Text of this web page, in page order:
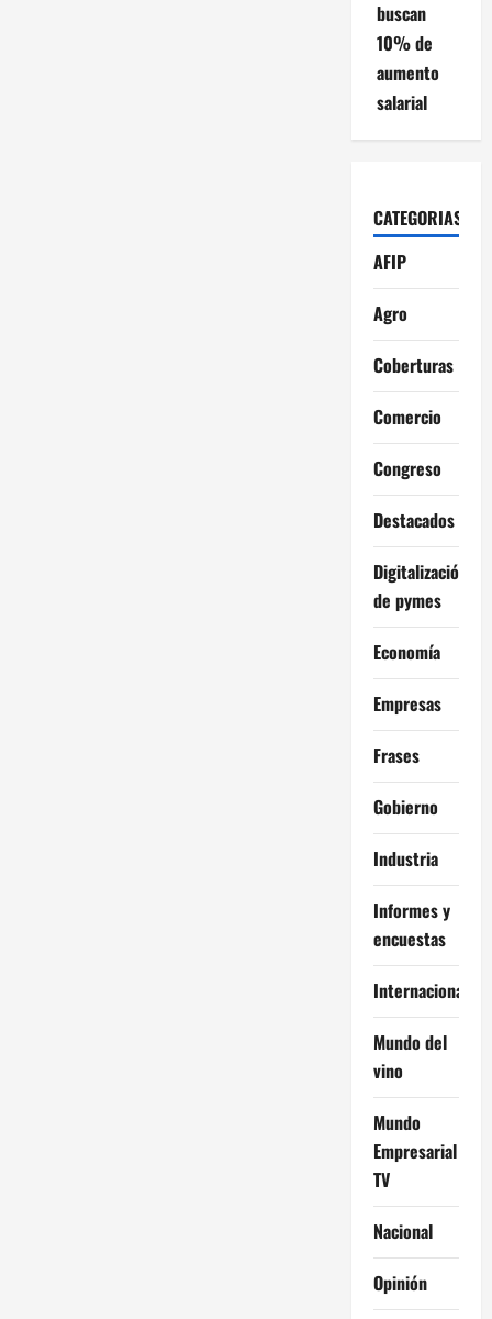
buscan
10% de
aumento
salarial
CATEGORIAS
AFIP
Agro
Coberturas
Comercio
Congreso
Destacados
Digitalización
de pymes
Economía
Empresas
Frases
Gobierno
Industria
Informes y
encuestas
Internacional
Mundo del
vino
Mundo
Empresarial
TV
Nacional
Opinión